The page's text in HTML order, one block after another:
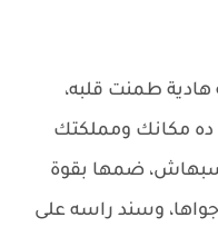
طمنت قلبه،
ده مكانك ومملكتك
ضمها بقوة
وسند راسه على